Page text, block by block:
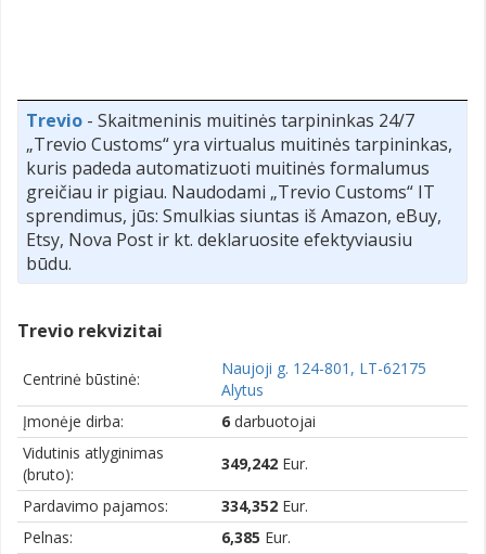
Trevio - Skaitmeninis muitinės tarpininkas 24/7
„Trevio Customs“ yra virtualus muitinės tarpininkas,
kuris padeda automatizuoti muitinės formalumus
greičiau ir pigiau. Naudodami „Trevio Customs“ IT
sprendimus, jūs: Smulkias siuntas iš Amazon, eBuy,
Etsy, Nova Post ir kt. deklaruosite efektyviausiu
būdu.
Trevio rekvizitai
Centrinė būstinė:
Naujoji g. 124-801, LT-62175
Alytus
Įmonėje dirba:
6 darbuotojai
Vidutinis atlyginimas
(bruto):
349,242 Eur.
Pardavimo pajamos: 334,352 Eur.
Pelnas:
6,385 Eur.